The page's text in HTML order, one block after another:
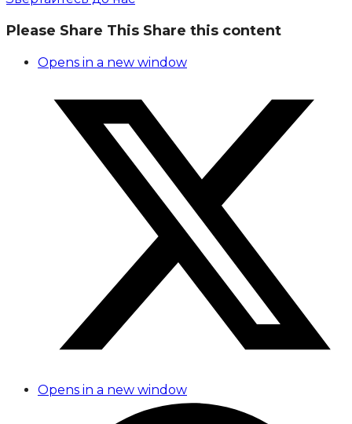
Please Share This Share this content
Opens in a new window
Opens in a new window